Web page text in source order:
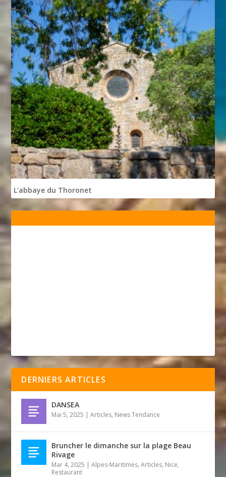
L'abbaye du Thoronet
DERNIERS ARTICLES
DANSEA
Mai 5, 2025 |Articles, News Tendance
Bruncher le dimanche sur la plage Beau
Rivage
Mar 4, 2025 |Alpes-Maritimes,Articles, Nice,
Restaurant